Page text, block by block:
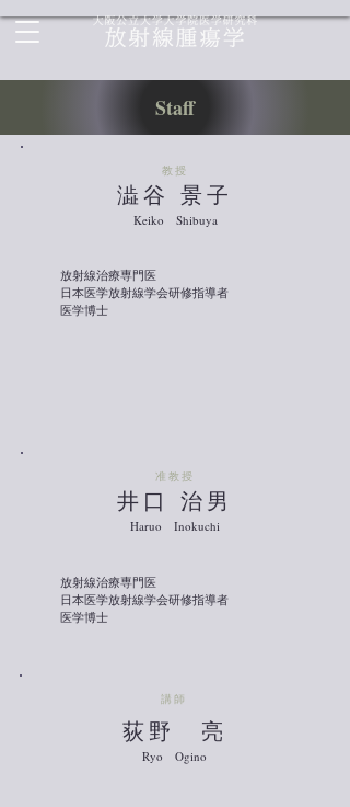
Staff
​教授
澁谷 景子
Keiko Shibuya
放射線治療専門医
日本医学放射線学会研修指導者
医学博士
​准教授
井口 治男
Haruo Inokuchi
放射線治療専門医
日本医学放射線学会研修指導者
医学博士
​講師
​荻野 亮
Ryo Ogino